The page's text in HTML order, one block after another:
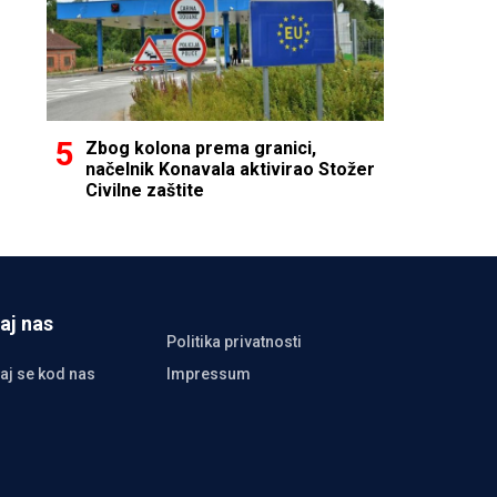
Zbog kolona prema granici,
načelnik Konavala aktivirao Stožer
Civilne zaštite
nas
Politika privatnosti
se kod nas
Impressum